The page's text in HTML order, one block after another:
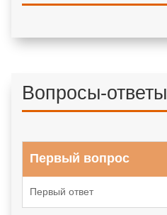
Вопросы-ответы
Первый вопрос
Первый ответ